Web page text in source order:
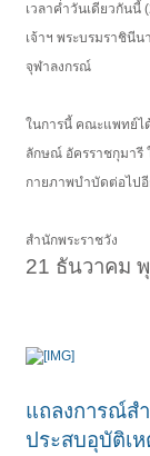
เวลาค่ำวันเดียวกันนี้
เจ้าฯ พระบรมราชินีน
จุฬาลงกรณ์
ในการนี้ คณะแพทย์ไ
ลักษณ์ อัครราชกุมารี
กายภาพบำบัดต่อไปอี
สำนักพระราชวัง
21 ธันวาคม
แถลงการณ์ส
ประสบอุบัติเ